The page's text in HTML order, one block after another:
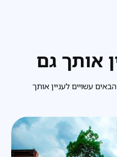
אותך גם
עשויים לעניין אותך